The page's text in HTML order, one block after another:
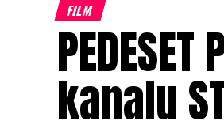
FILM
kanalu